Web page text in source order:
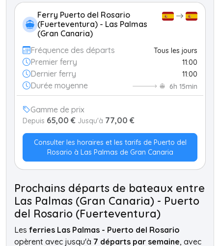
Ferry Puerto del Rosario
(Fuerteventura) - Las Palmas
(Gran Canaria)
Fréquence des départs
Tous les jours
Premier ferry 11:00
Dernier ferry 11:00
Durée moyenne 6h 15min
Gamme de prix
Depuis 65,00 € Jusqu'à 77,00 €
Consulter les horaires et les tarifs de Puerto del
Rosario à Las Palmas de Gran Canaria
Prochains départs de bateaux entre
Las Palmas (Gran Canaria) - Puerto
del Rosario (Fuerteventura)
Les ferries Las Palmas - Puerto del Rosario
opèrent avec jusqu'à 7 départs par semaine, avec